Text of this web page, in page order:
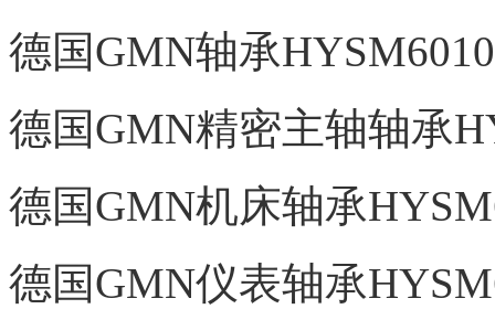
德国GMN轴承
德国GMN精密主轴轴承
德国GMN机床轴承
德国GMN仪表轴承